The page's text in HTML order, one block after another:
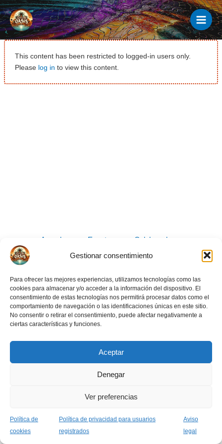
Gestionar consentimiento
Para ofrecer las mejores experiencias, utilizamos tecnologías como las
cookies para almacenar y/o acceder a la información del dispositivo. El
consentimiento de estas tecnologías nos permitirá procesar datos como el
comportamiento de navegación o las identificaciones únicas en este sitio.
No consentir o retirar el consentimiento, puede afectar negativamente a
ciertas características y funciones.
Aceptar
Denegar
Ver preferencias
Política de
cookies
Política de privacidad para usuarios
registrados
Aviso
legal
Ir
al
contenido
This content has been restricted to logged-in users only.
Please log in to view this content.
Acceder Eventos
Colaboradores
Carnet OASIS
Crea tu evento
Aviso legal
Política de privacidad usuarios
Todos los derechos © 2026 Asociación Grupo Oasis